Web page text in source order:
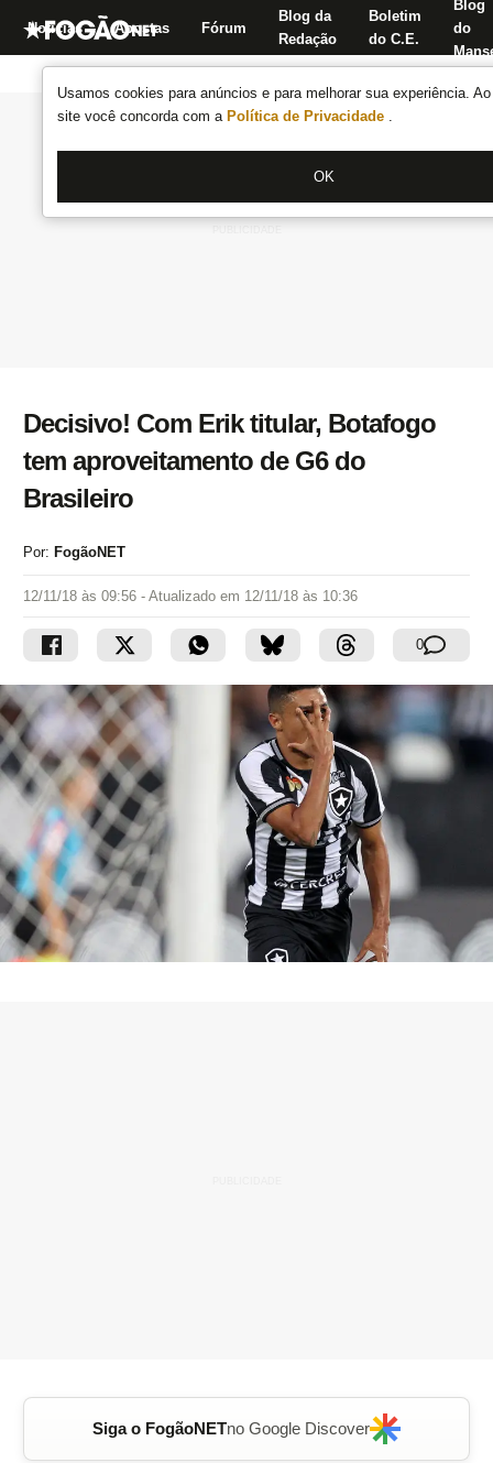
Usamos cookies para anúncios e para melhorar sua experiência.
site você concorda com a Política de Privacidade .
OK
Notícias Apostas Fórum
Blog da
Redação
Boletim
do C.E.
Blog
do
Decisivo! Com Erik titular, Botafogo
tem aproveitamento de G6 do
Brasileiro
Por: FogãoNET
12/11/18 às 09:56 - Atualizado em 12/11/18 às 10:36
0
Siga o FogãoNETno Google Discover